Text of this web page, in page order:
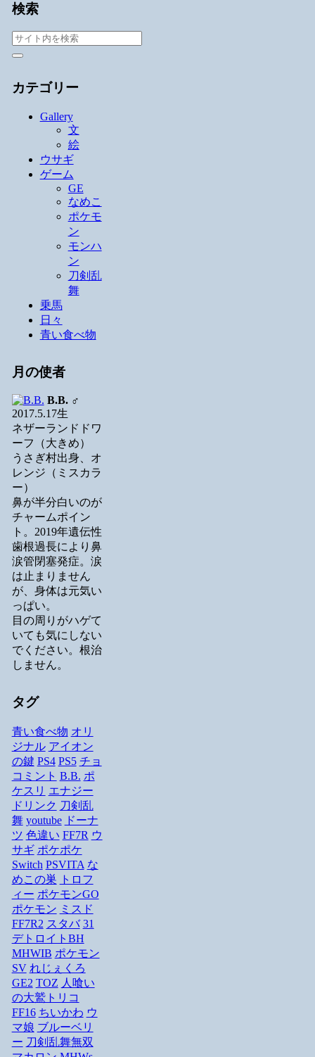
検索
カテゴリー
Gallery
文
絵
ウサギ
ゲーム
GE
なめこ
ポケモ
ン
モンハ
ン
刀剣乱
舞
乗馬
日々
青い食べ物
月の使者
B.B.♂
2017.5.17生
ネザーランドドワ
ーフ（大きめ）
うさぎ村出身、オ
レンジ（ミスカラ
ー）
鼻が半分白いのが
チャームポイン
ト。2019年遺伝性
歯根過長により鼻
涙管閉塞発症。涙
は止まりません
が、身体は元気い
っぱい。
目の周りがハゲて
いても気にしない
でください。根治
しません。
タグ
青い食べ物 オリ
ジナル アイオン
の鍵 PS4 PS5 チョ
コミント B.B. ポ
ケスリ エナジー
ドリンク 刀剣乱
舞 youtube ドーナ
ツ 色違い FF7R ウ
サギ ポケポケ
Switch PSVITA な
めこの巣
トロフ
ィー ポケモンGO
ポケモン ミスド
FF7R2 スタバ 31
デトロイトBH
MHWIB ポケモン
SV れじぇくろ
GE2 TOZ 人喰い
の大鷲トリコ
FF16 ちいかわ ウ
マ娘 ブルーベリ
ー 刀剣乱舞無双